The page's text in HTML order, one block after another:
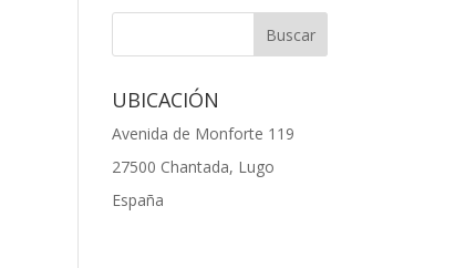
UBICACIÓN
Avenida de Monforte 119
27500 Chantada, Lugo
España